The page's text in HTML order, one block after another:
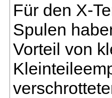
Für den X-
Spulen
Vorteil von